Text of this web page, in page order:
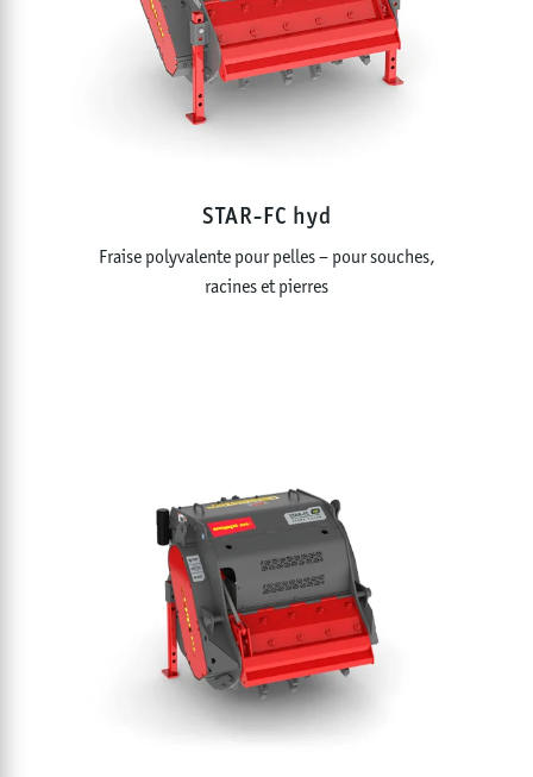
STAR-FC hyd
Fraise polyvalente pour pelles – pour souches,
racines et pierres